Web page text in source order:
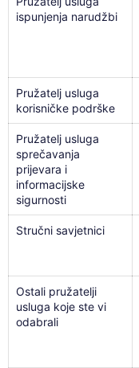
ispunjenja narudžbi
Pružatelj usluga
korisničke podrške
Pružatelj usluga
sprečavanja
prijevara i
informacijske
sigurnosti
Stručni savjetnici
Ostali pružatelji
usluga koje ste vi
odabrali